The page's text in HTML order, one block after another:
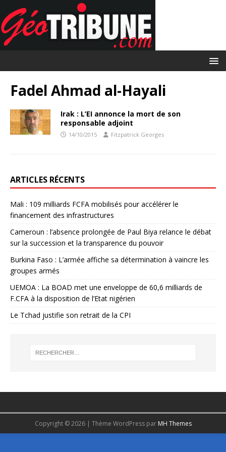
Fadel Ahmad al-Hayali
Irak : L’EI annonce la mort de son
responsable adjoint
14/10/2015 Fitzpatrick Georges
ARTICLES RÉCENTS
Mali : 109 milliards FCFA mobilisés pour accélérer le
financement des infrastructures
Cameroun : l’absence prolongée de Paul Biya relance le débat
sur la succession et la transparence du pouvoir
Burkina Faso : L’armée affiche sa détermination à vaincre les
groupes armés
UEMOA : La BOAD met une enveloppe de 60,6 milliards de
F.CFA à la disposition de l’Etat nigérien
Le Tchad justifie son retrait de la CPI
Copyright © 2026 | Thème WordPress par MH Themes